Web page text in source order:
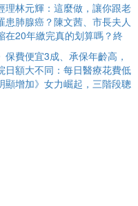
理林元輝：這麼做，讓你跟老
患肺腺癌？陳文茜、市長夫人
在20年繳完真的划算嗎？終
保費便宜3成、承保年齡高，
日額大不同：每日醫療花費低
顯增加》女力崛起，三階段聰